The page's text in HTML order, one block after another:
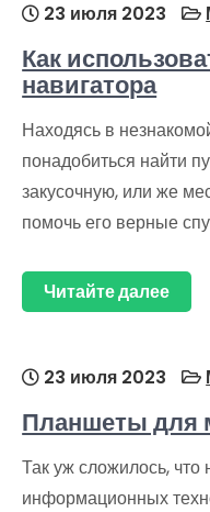
23 июля 2023
Как
навигатора
Находясь в
понадобиться найти
закусочную, или же
помочь его верные
Читайте далее
23 июля 2023
Планшеты для
Так уж сложилось,
информационных